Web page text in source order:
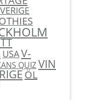
USAV-
QUIZVIN
ÖL